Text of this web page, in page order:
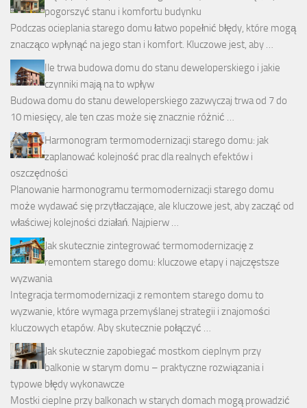
pogorszyć stanu i komfortu budynku
Podczas ocieplania starego domu łatwo popełnić błędy, które mogą
znacząco wpłynąć na jego stan i komfort. Kluczowe jest, aby …
Ile trwa budowa domu do stanu deweloperskiego i jakie
czynniki mają na to wpływ
Budowa domu do stanu deweloperskiego zazwyczaj trwa od 7 do
10 miesięcy, ale ten czas może się znacznie różnić …
Harmonogram termomodernizacji starego domu: jak
zaplanować kolejność prac dla realnych efektów i
oszczędności
Planowanie harmonogramu termomodernizacji starego domu
może wydawać się przytłaczające, ale kluczowe jest, aby zacząć od
właściwej kolejności działań. Najpierw …
Jak skutecznie zintegrować termomodernizację z
remontem starego domu: kluczowe etapy i najczęstsze
wyzwania
Integracja termomodernizacji z remontem starego domu to
wyzwanie, które wymaga przemyślanej strategii i znajomości
kluczowych etapów. Aby skutecznie połączyć …
Jak skutecznie zapobiegać mostkom cieplnym przy
balkonie w starym domu – praktyczne rozwiązania i
typowe błędy wykonawcze
Mostki cieplne przy balkonach w starych domach mogą prowadzić